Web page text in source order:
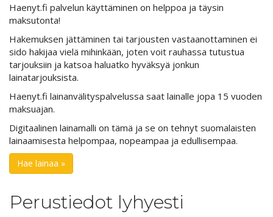
Haenyt.fi palvelun käyttäminen on helppoa ja täysin
maksutonta!
Hakemuksen jättäminen tai tarjousten vastaanottaminen ei
sido hakijaa vielä mihinkään, joten voit rauhassa tutustua
tarjouksiin ja katsoa haluatko hyväksyä jonkun
lainatarjouksista.
Haenyt.fi lainanvälityspalvelussa saat lainalle jopa 15 vuoden
maksuajan.
Digitaalinen lainamalli on tämä ja se on tehnyt suomalaisten
lainaamisesta helpompaa, nopeampaa ja edullisempaa.
Hae lainaa »
Perustiedot lyhyesti